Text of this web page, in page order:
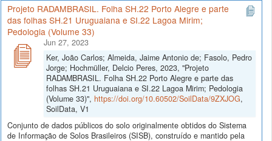
Projeto RADAMBRASIL. Folha SH.22 Porto Alegre e parte
das folhas SH.21 Uruguaiana e SI.22 Lagoa Mirim;
Pedologia (Volume 33)
Jun 27, 2023
Ker, João Carlos; Almeida, Jaime Antonio de; Fasolo, Pedro
Jorge; Hochmüller, Delcio Peres, 2023, "Projeto
RADAMBRASIL. Folha SH.22 Porto Alegre e parte das
folhas SH.21 Uruguaiana e SI.22 Lagoa Mirim; Pedologia
(Volume 33)", https://doi.org/10.60502/SoilData/9ZXJOG,
SoilData, V1
Conjunto de dados públicos do solo originalmente obtidos do Sistema
de Informação de Solos Brasileiros (SISB), construído e mantido pela